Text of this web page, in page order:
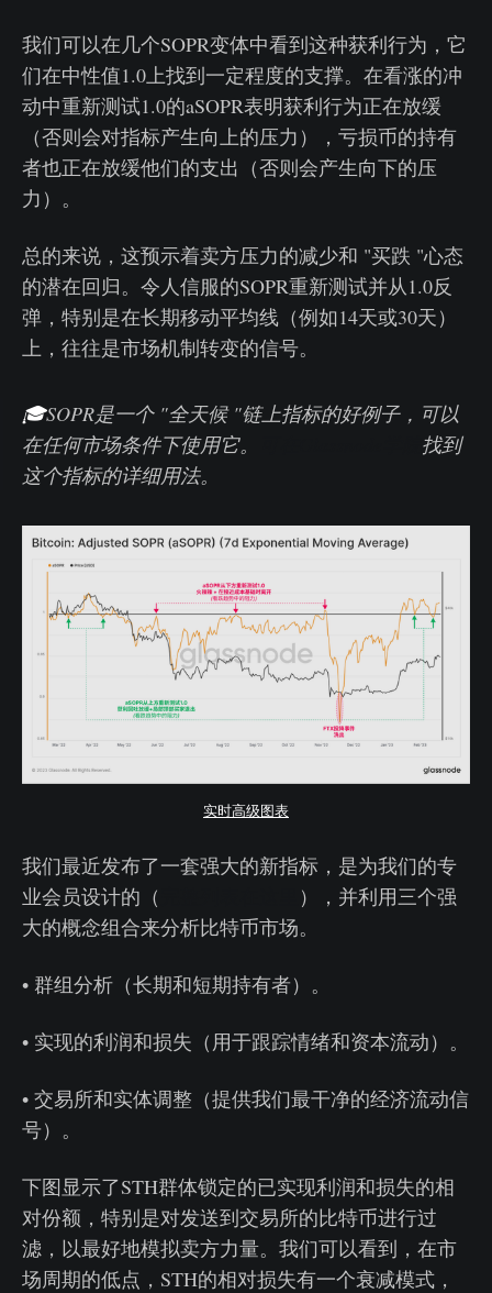
我们可以在几个SOPR变体中看到这种获利行为，它
们在中性值1.0上找到一定程度的支撑。在看涨的冲
动中重新测试1.0的aSOPR表明获利行为正在放缓
（否则会对指标产生向上的压力），亏损币的持有
者也正在放缓他们的支出（否则会产生向下的压
力）。
总的来说，这预示着卖方压力的减少和 "买跌 "心态
的潜在回归。令人信服的SOPR重新测试并从1.0反
弹，特别是在长期移动平均线（例如14天或30天）
上，往往是市场机制转变的信号。
🎓SOPR是一个 "全天候 "链上指标的好例子，可以
在任何市场条件下使用它。
找到
这个指标的详细用法。
实时高级图表
我们最近发布了一套强大的新指标，是为我们的专
业会员设计的（
），并利用三个强
大的概念组合来分析比特币市场。
• 群组分析（长期和短期持有者）。
• 实现的利润和损失（用于跟踪情绪和资本流动）。
• 交易所和实体调整（提供我们最干净的经济流动信
号）。
下图显示了STH群体锁定的已实现利润和损失的相
对份额，特别是对发送到交易所的比特币进行过
滤，以最好地模拟卖方力量。我们可以看到，在市
场周期的低点，STH的相对损失有一个衰减模式，